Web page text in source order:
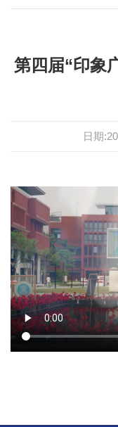
第四届“印象
日期